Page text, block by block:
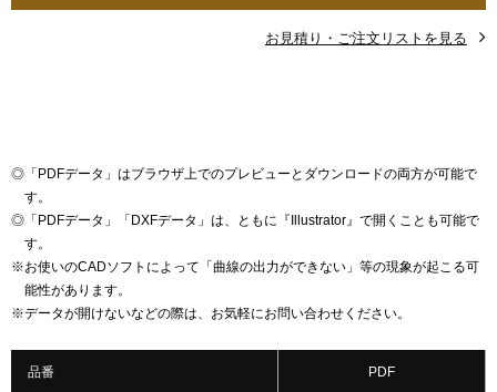
お見積り・ご注文リストを見る
◎ 「PDFデータ」はブラウザ上でのプレビューとダウンロードの両方が可能で
す。
◎ 「PDFデータ」「DXFデータ」は、ともに『Illustrator』で開くことも可能で
す。
※お使いのCADソフトによって「曲線の出力ができない」等の現象が起こる可
能性があります。
※データが開けないなどの際は、お気軽にお問い合わせください。
品番 PDF